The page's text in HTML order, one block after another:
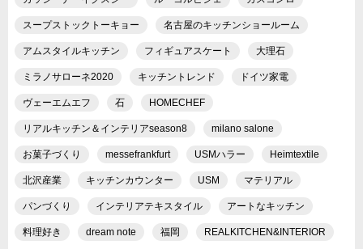
スープストックトーキョー 名古屋のキッチンショールーム
アムスタイルキッチン フィギュアスケート 大理石
ミラノサローネ2020 キッチントレンド ドイツ家電
ヴェーエムエフ 石 HOMECHEF
リアルキッチン＆インテリアseason8 milano salone
お菓子づくり messefrankfurt USMハラー Heimtextile
北沢産業 キッチンカウンター USM マテリアル
パンづくり インテリアテキスタイル アートなキッチン
料理好き dream note 福岡 REALKITCHEN&INTERIOR